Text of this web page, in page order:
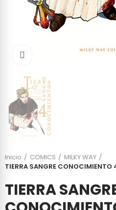
Inicio COMICS
MILKY WAY
TIERRA SANGRE CONOCIMIENTO
TIERRA